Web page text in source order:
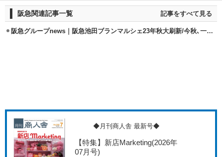
阪急関連記事一覧 記事をすべて見る
阪急グループnews｜阪急池田ブランマルシェ23年秋大刷新/今秋､一部開業
◆月刊商人舎 最新号◆
【特集】新店Marketing(2026年
07月号)